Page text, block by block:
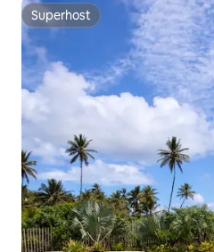
Superhost
Superhost